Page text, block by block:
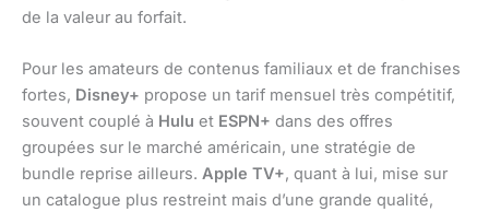
de la valeur au forfait.
Pour les amateurs de contenus familiaux et de franchises
fortes, Disney+ propose un tarif mensuel très compétitif,
souvent couplé à Hulu et ESPN+ dans des offres
groupées sur le marché américain, une stratégie de
bundle reprise ailleurs. Apple TV+, quant à lui, mise sur
un catalogue plus restreint mais d’une grande qualité,